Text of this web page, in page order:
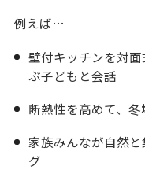
例えば…
壁付キッチンを対
ぶ子どもと会話
断熱性を高めて、
家族みんなが自然
グ